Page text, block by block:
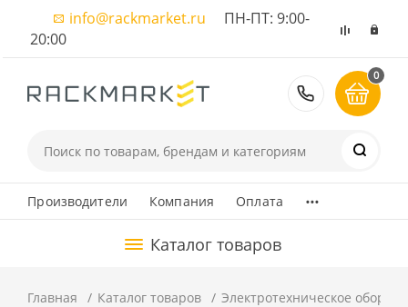
info@rackmarket.ru ПН-ПТ: 9:00-
20:00
8 (495)
0
Производители Компания Оплата ...
Каталог товаров
Главная Каталог товаров Электротехническое